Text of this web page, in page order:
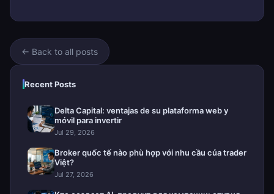
← Back to all posts
Recent Posts
Delta Capital: ventajas de su plataforma web y
móvil para invertir
Jul 29, 2026
Broker quốc tế nào phù hợp với nhu cầu của trader
Việt?
Jul 27, 2026